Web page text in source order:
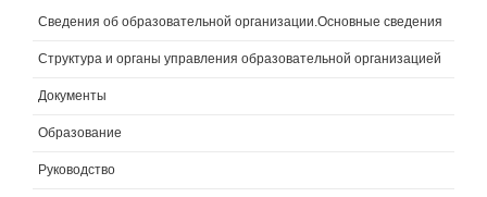
Сведения об образовательной организации.Основные сведения
Структура и органы управления образовательной организацией
Документы
Образование
Руководство